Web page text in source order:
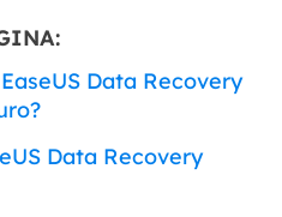
Data Recovery
Data Recovery